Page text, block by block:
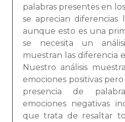
palabras presentes en
se aprecian
aunque esto es una
se necesita un
muestran las diferencia
Nuestro análisis
emociones positivas
presencia de
emociones negativas
que trata de resaltar